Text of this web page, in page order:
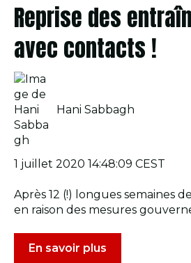
Reprise des
avec contacts !
Hani Sabbagh
1 juillet 2020 14:48:09 CEST
Après 12 (!) longues semaines
en raison des mesures
En savoir plus